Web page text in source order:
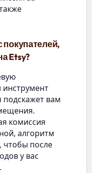
покупателей,
Etsy?
вам
комиссия
алгоритм
чтобы после
у вас